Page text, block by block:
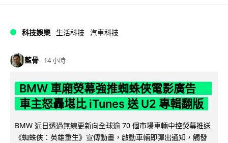
科技娛樂 生活科技 汽車科技
藍骨 14 小時
BMW 車廂熒幕強推蜘蛛俠電影廣告
車主怒轟堪比 iTunes 送 U2 專輯翻版
BMW 近日透過無線更新向全球逾 70 個市場車輛中控熒幕推送
《蜘蛛俠：英雄重生》宣傳動畫，啟動車輛即彈出通知，觸發